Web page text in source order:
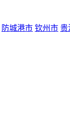
防城港市 钦州市 贵